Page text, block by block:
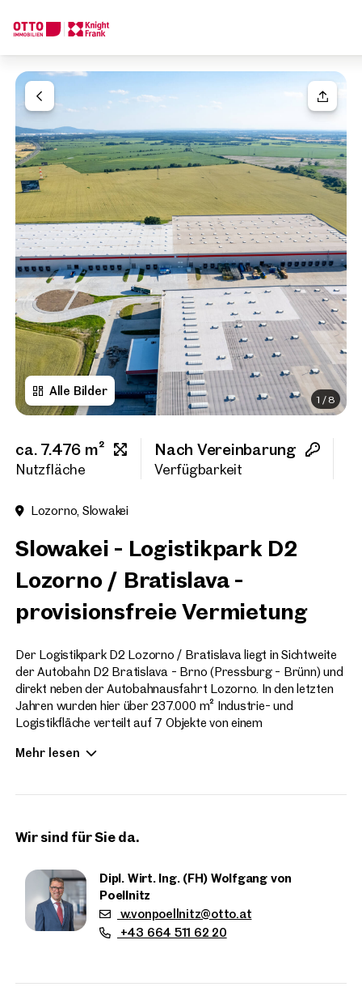
Alle Bilder
1 /8
ca. 7.476 m²
Nutzfläche
Nach Vereinbarung
Verfügbarkeit
Lozorno, Slowakei
Slowakei - Logistikpark D2
Lozorno / Bratislava -
provisionsfreie Vermietung
Der Logistikpark D2 Lozorno / Bratislava liegt in Sichtweite
der Autobahn D2 Bratislava - Brno (Pressburg - Brünn) und
direkt neben der Autobahnausfahrt Lozorno. In den letzten
Jahren wurden hier über 237.000 m² Industrie- und
Logistikfläche verteilt auf 7 Objekte von einem
Flächen innerhalb des Logistikparks stehen jetzt neu für eine
Mehr lesen
Wir sind für Sie da.
Dipl. Wirt. Ing. (FH) Wolfgang von
Poellnitz
w.vonpoellnitz@otto.at
+43 664 511 62 20
Ihre Anfrage
Ihre Nachricht
Anrede
Bitte wählen
Titel(optional)
Vorname
Nachname
Telefonnummer
Ich habe die AGB und
Ich möchte regelmäßig
GmbH die angegebenen
Wir finden Ihre
Traumimmobilie
Sagen Sie uns was Sie suchen und wir finden Ihre
Wie möchten Sie uns kontaktieren?
Online
Immobilie konfigurieren & finden lassen
Direkte:r Ansprechpartner:in
Anrufen oder Rückruf vereinbaren